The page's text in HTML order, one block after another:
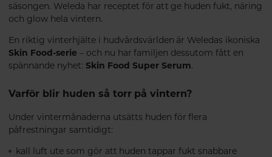
säsongen. Weleda har receptet för att ge huden fukt, näring
och glow hela vintern.
En riktig vinterhjälte i hudvårdsvärlden är Weledas ikoniska
Skin Food-serie – och nu har familjen dessutom fått en
spännande nyhet: Skin Food Super Serum.
Varför blir huden så torr på vintern?
Under vintermånaderna utsätts huden för flera
påfrestningar samtidigt:
kall luft ute som gör att huden tappar fukt snabbare